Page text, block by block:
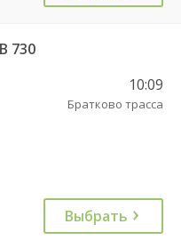
730
10:09
Братково трасса
Выбрать